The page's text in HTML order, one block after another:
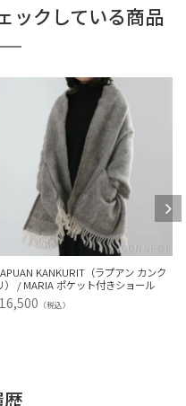
ックしている商品
KANKURIT（ラプアン カンク
） / MARIA ポケット付きショール
16,500 （税込）